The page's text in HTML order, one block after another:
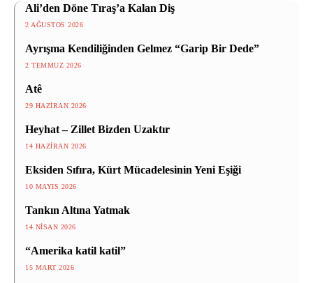
Ali’den Döne Tıraş’a Kalan Diş
2 AĞUSTOS 2026
Ayrışma Kendiliğinden Gelmez “Garip Bir Dede”
2 TEMMUZ 2026
Atê
29 HAZIRAN 2026
Heyhat – Zillet Bizden Uzaktır
14 HAZIRAN 2026
Eksiden Sıfıra, Kürt Mücadelesinin Yeni Eşiği
10 MAYIS 2026
Tankın Altına Yatmak
14 NISAN 2026
“Amerika katil katil”
15 MART 2026